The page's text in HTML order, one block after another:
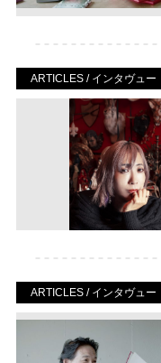
ARTICLES / インタヴュー
ARTICLES / インタヴュー